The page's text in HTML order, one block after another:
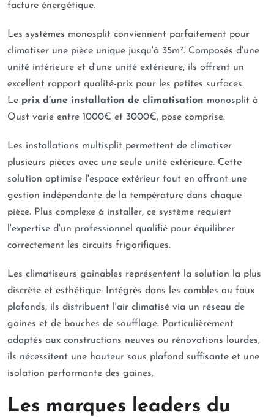
facture énergétique.
Les systèmes monosplit conviennent parfaitement pour
climatiser une pièce unique jusqu'à 35m². Composés d'une
unité intérieure et d'une unité extérieure, ils offrent un
excellent rapport qualité-prix pour les petites surfaces.
Le prix d’une installation de climatisation monosplit à
Oust varie entre 1000€ et 3000€, pose comprise.
Les installations multisplit permettent de climatiser
plusieurs pièces avec une seule unité extérieure. Cette
solution optimise l'espace extérieur tout en offrant une
gestion indépendante de la température dans chaque
pièce. Plus complexe à installer, ce système requiert
l'expertise d'un professionnel qualifié pour équilibrer
correctement les circuits frigorifiques.
Les climatiseurs gainables représentent la solution la plus
discrète et esthétique. Intégrés dans les combles ou faux
plafonds, ils distribuent l'air climatisé via un réseau de
gaines et de bouches de soufflage. Particulièrement
adaptés aux constructions neuves ou rénovations lourdes,
ils nécessitent une hauteur sous plafond suffisante et une
isolation performante des gaines.
Les marques leaders du